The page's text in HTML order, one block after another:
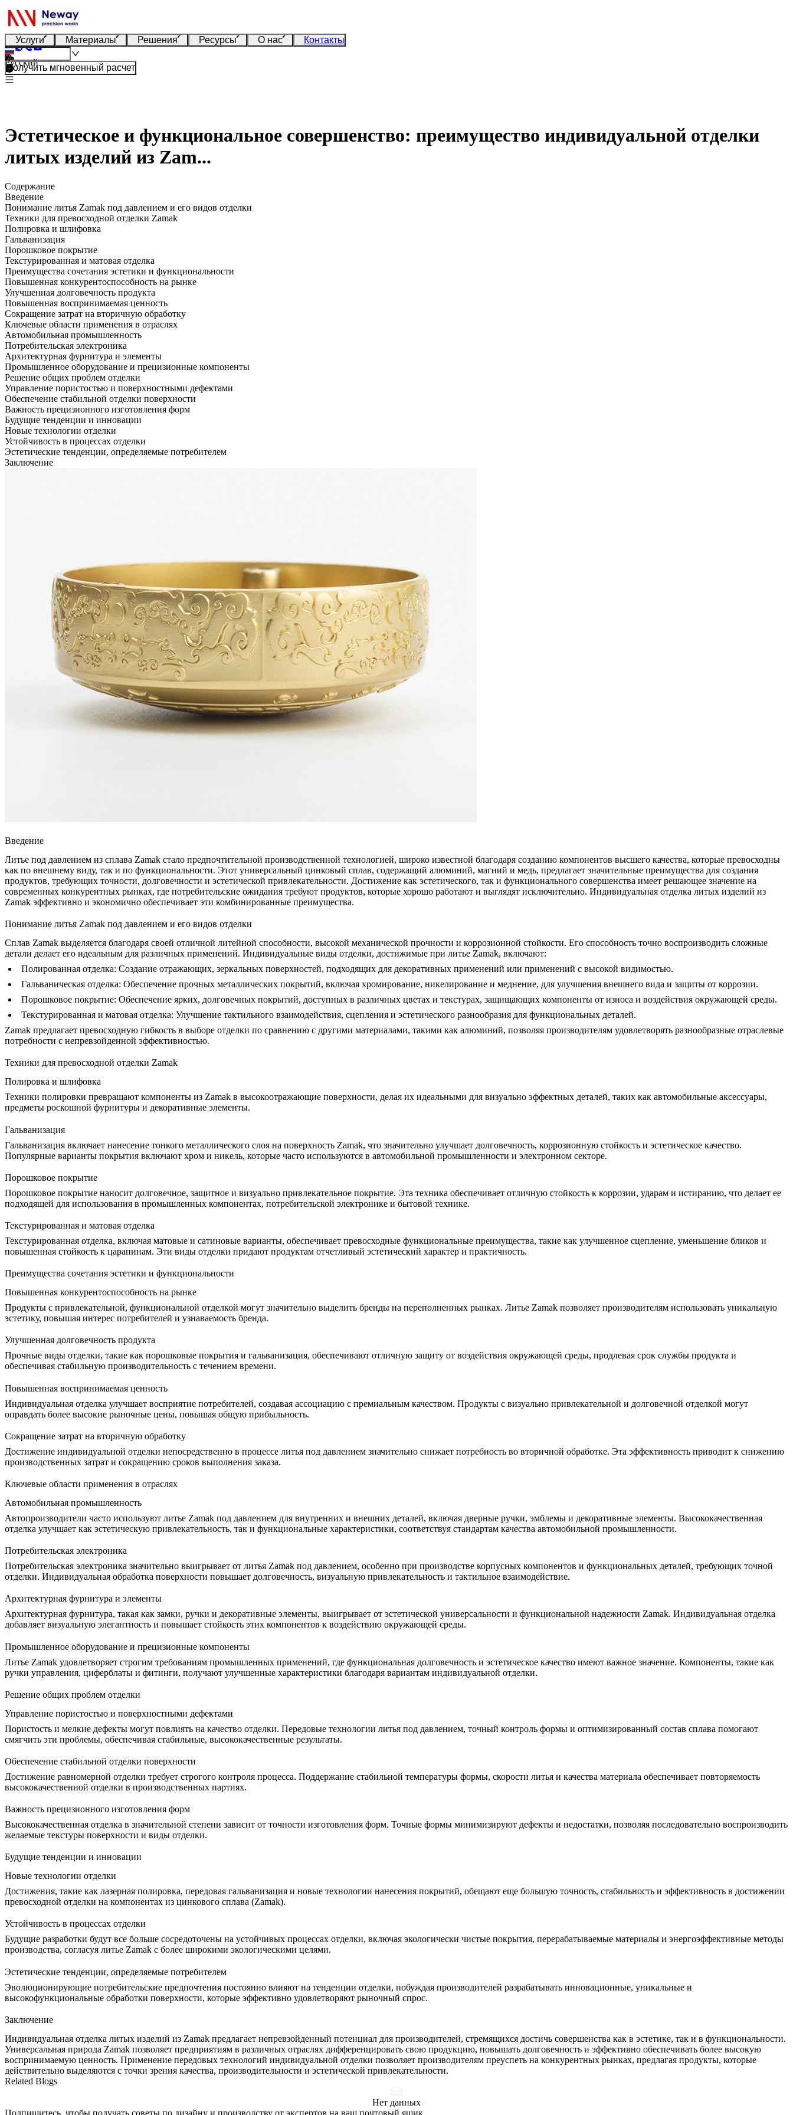
Услуги Материалы Решения Ресурсы О нас Контакты
Русский
Получить мгновенный расчет
Эстетическое и функциональное совершенство: преимущество индивидуальной отделки
литых изделий из Zam...
Содержание
Введение
Понимание литья Zamak под давлением и его видов отделки
Техники для превосходной отделки Zamak
Полировка и шлифовка
Гальванизация
Порошковое покрытие
Текстурированная и матовая отделка
Преимущества сочетания эстетики и функциональности
Повышенная конкурентоспособность на рынке
Улучшенная долговечность продукта
Повышенная воспринимаемая ценность
Сокращение затрат на вторичную обработку
Ключевые области применения в отраслях
Автомобильная промышленность
Потребительская электроника
Архитектурная фурнитура и элементы
Промышленное оборудование и прецизионные компоненты
Решение общих проблем отделки
Управление пористостью и поверхностными дефектами
Обеспечение стабильной отделки поверхности
Важность прецизионного изготовления форм
Будущие тенденции и инновации
Новые технологии отделки
Устойчивость в процессах отделки
Эстетические тенденции, определяемые потребителем
Заключение
Введение
Литье под давлением из сплава Zamak стало предпочтительной производственной технологией, широко известной благодаря созданию компонентов высшего качества, которые превосходны
как по внешнему виду, так и по функциональности. Этот универсальный цинковый сплав, содержащий алюминий, магний и медь, предлагает значительные преимущества для создания
продуктов, требующих точности, долговечности и эстетической привлекательности. Достижение как эстетического, так и функционального совершенства имеет решающее значение на
современных конкурентных рынках, где потребительские ожидания требуют продуктов, которые хорошо работают и выглядят исключительно. Индивидуальная отделка литых изделий из
Zamak эффективно и экономично обеспечивает эти комбинированные преимущества.
Понимание литья Zamak под давлением и его видов отделки
Сплав Zamak выделяется благодаря своей отличной литейной способности, высокой механической прочности и коррозионной стойкости. Его способность точно воспроизводить сложные
детали делает его идеальным для различных применений. Индивидуальные виды отделки, достижимые при литье Zamak, включают:
Полированная отделка: Создание отражающих, зеркальных поверхностей, подходящих для декоративных применений или применений с высокой видимостью.
Гальваническая отделка: Обеспечение прочных металлических покрытий, включая хромирование, никелирование и меднение, для улучшения внешнего вида и защиты от коррозии.
Порошковое покрытие: Обеспечение ярких, долговечных покрытий, доступных в различных цветах и текстурах, защищающих компоненты от износа и воздействия окружающей среды.
Текстурированная и матовая отделка: Улучшение тактильного взаимодействия, сцепления и эстетического разнообразия для функциональных деталей.
Zamak предлагает превосходную гибкость в выборе отделки по сравнению с другими материалами, такими как алюминий, позволяя производителям удовлетворять разнообразные отраслевые
потребности с непревзойденной эффективностью.
Техники для превосходной отделки Zamak
Полировка и шлифовка
Техники полировки превращают компоненты из Zamak в высокоотражающие поверхности, делая их идеальными для визуально эффектных деталей, таких как автомобильные аксессуары,
предметы роскошной фурнитуры и декоративные элементы.
Гальванизация
Гальванизация включает нанесение тонкого металлического слоя на поверхность Zamak, что значительно улучшает долговечность, коррозионную стойкость и эстетическое качество.
Популярные варианты покрытия включают хром и никель, которые часто используются в автомобильной промышленности и электронном секторе.
Порошковое покрытие
Порошковое покрытие наносит долговечное, защитное и визуально привлекательное покрытие. Эта техника обеспечивает отличную стойкость к коррозии, ударам и истиранию, что делает ее
подходящей для использования в промышленных компонентах, потребительской электронике и бытовой технике.
Текстурированная и матовая отделка
Текстурированная отделка, включая матовые и сатиновые варианты, обеспечивает превосходные функциональные преимущества, такие как улучшенное сцепление, уменьшение бликов и
повышенная стойкость к царапинам. Эти виды отделки придают продуктам отчетливый эстетический характер и практичность.
Преимущества сочетания эстетики и функциональности
Повышенная конкурентоспособность на рынке
Продукты с привлекательной, функциональной отделкой могут значительно выделить бренды на переполненных рынках. Литье Zamak позволяет производителям использовать уникальную
эстетику, повышая интерес потребителей и узнаваемость бренда.
Улучшенная долговечность продукта
Прочные виды отделки, такие как порошковые покрытия и гальванизация, обеспечивают отличную защиту от воздействия окружающей среды, продлевая срок службы продукта и
обеспечивая стабильную производительность с течением времени.
Повышенная воспринимаемая ценность
Индивидуальная отделка улучшает восприятие потребителей, создавая ассоциацию с премиальным качеством. Продукты с визуально привлекательной и долговечной отделкой могут
оправдать более высокие рыночные цены, повышая общую прибыльность.
Сокращение затрат на вторичную обработку
Достижение индивидуальной отделки непосредственно в процессе литья под давлением значительно снижает потребность во вторичной обработке. Эта эффективность приводит к снижению
производственных затрат и сокращению сроков выполнения заказа.
Ключевые области применения в отраслях
Автомобильная промышленность
Автопроизводители часто используют литье Zamak под давлением для внутренних и внешних деталей, включая дверные ручки, эмблемы и декоративные элементы. Высококачественная
отделка улучшает как эстетическую привлекательность, так и функциональные характеристики, соответствуя стандартам качества автомобильной промышленности.
Потребительская электроника
Потребительская электроника значительно выигрывает от литья Zamak под давлением, особенно при производстве корпусных компонентов и функциональных деталей, требующих точной
отделки. Индивидуальная обработка поверхности повышает долговечность, визуальную привлекательность и тактильное взаимодействие.
Архитектурная фурнитура и элементы
Архитектурная фурнитура, такая как замки, ручки и декоративные элементы, выигрывает от эстетической универсальности и функциональной надежности Zamak. Индивидуальная отделка
добавляет визуальную элегантность и повышает стойкость этих компонентов к воздействию окружающей среды.
Промышленное оборудование и прецизионные компоненты
Литье Zamak удовлетворяет строгим требованиям промышленных применений, где функциональная долговечность и эстетическое качество имеют важное значение. Компоненты, такие как
ручки управления, циферблаты и фитинги, получают улучшенные характеристики благодаря вариантам индивидуальной отделки.
Решение общих проблем отделки
Управление пористостью и поверхностными дефектами
Пористость и мелкие дефекты могут повлиять на качество отделки. Передовые технологии литья под давлением, точный контроль формы и оптимизированный состав сплава помогают
смягчить эти проблемы, обеспечивая стабильные, высококачественные результаты.
Обеспечение стабильной отделки поверхности
Достижение равномерной отделки требует строгого контроля процесса. Поддержание стабильной температуры формы, скорости литья и качества материала обеспечивает повторяемость
высококачественной отделки в производственных партиях.
Важность прецизионного изготовления форм
Высококачественная отделка в значительной степени зависит от точности изготовления форм. Точные формы минимизируют дефекты и недостатки, позволяя последовательно воспроизводить
желаемые текстуры поверхности и виды отделки.
Будущие тенденции и инновации
Новые технологии отделки
Достижения, такие как лазерная полировка, передовая гальванизация и новые технологии нанесения покрытий, обещают еще большую точность, стабильность и эффективность в достижении
превосходной отделки на компонентах из цинкового сплава (Zamak).
Устойчивость в процессах отделки
Будущие разработки будут все больше сосредоточены на устойчивых процессах отделки, включая экологически чистые покрытия, перерабатываемые материалы и энергоэффективные методы
производства, согласуя литье Zamak с более широкими экологическими целями.
Эстетические тенденции, определяемые потребителем
Эволюционирующие потребительские предпочтения постоянно влияют на тенденции отделки, побуждая производителей разрабатывать инновационные, уникальные и
высокофункциональные обработки поверхности, которые эффективно удовлетворяют рыночный спрос.
Заключение
Индивидуальная отделка литых изделий из Zamak предлагает непревзойденный потенциал для производителей, стремящихся достичь совершенства как в эстетике, так и в функциональности.
Универсальная природа Zamak позволяет предприятиям в различных отраслях дифференцировать свою продукцию, повышать долговечность и эффективно обеспечивать более высокую
воспринимаемую ценность. Применение передовых технологий индивидуальной отделки позволяет производителям преуспеть на конкурентных рынках, предлагая продукты, которые
действительно выделяются с точки зрения качества, производительности и эстетической привлекательности.
Related Blogs
Нет данных
Подпишитесь, чтобы получать советы по дизайну и производству от экспертов на ваш почтовый ящик.